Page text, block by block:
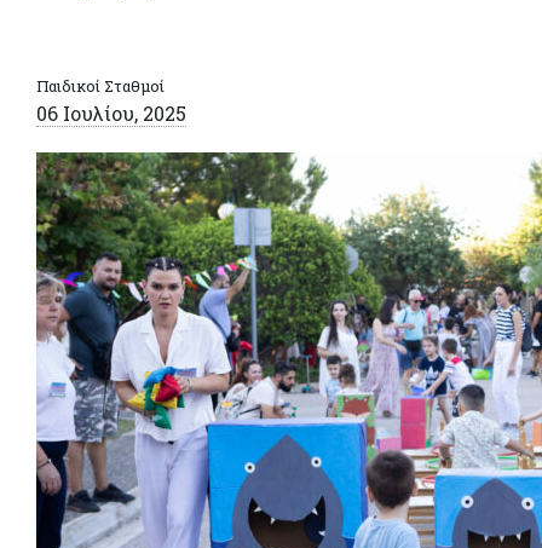
Παιδικοί Σταθμοί
06 Ιουλίου, 2025